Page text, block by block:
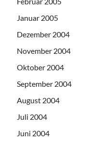
Januar 2005
Dezember 2004
November 2004
Oktober 2004
September 2004
August 2004
Juli 2004
Juni 2004